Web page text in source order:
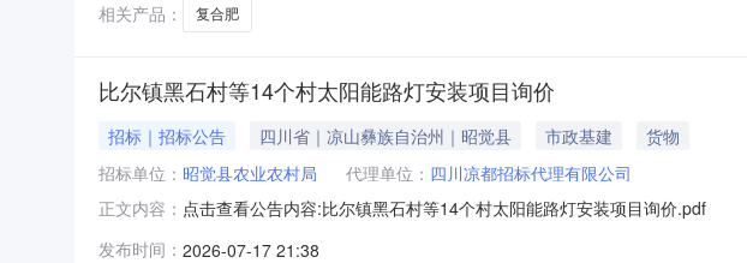
相关产品：
复合肥
比尔镇黑石村等14个村太阳能路灯安装项目询价
招标｜招标公告 四川省｜凉山彝族自治州｜昭觉县 市政基建
货物
招标单位： 昭觉县农业农村局 代理单位： 四川凉都招标代理有限公司
正文内容： 点击查看公告内容:比尔镇黑石村等14个村太阳能路灯安装项目询价.pdf
发布时间： 2026-07-17 21:38